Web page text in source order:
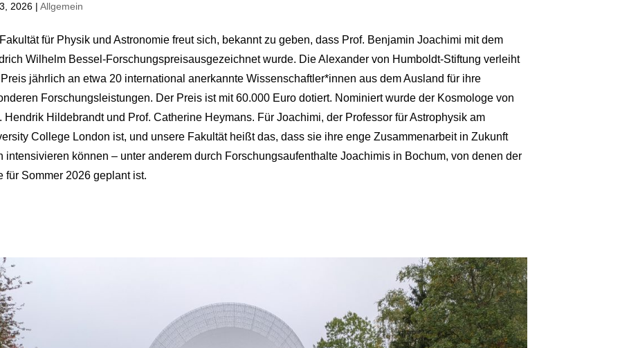
2026| Allgemein
für Physik und Astronomie freut sich, bekannt zu geben, dass Prof. Benjamin Joachimi mit dem
Wilhelm Bessel-Forschungspreisausgezeichnet wurde. Die Alexander von Humboldt-Stiftung verleiht
jährlich an etwa 20 international anerkannte Wissenschaftler*innen aus dem Ausland für ihre
Forschungsleistungen. Der Preis ist mit 60.000 Euro dotiert. Nominiert wurde der Kosmologe von
Hendrik Hildebrandt und Prof. Catherine Heymans. Für Joachimi, der Professor für Astrophysik am
College London ist, und unsere Fakultät heißt das, dass sie ihre enge Zusammenarbeit in Zukunft
intensivieren können – unter anderem durch Forschungsaufenthalte Joachimis in Bochum, von denen der
für Sommer 2026 geplant ist.